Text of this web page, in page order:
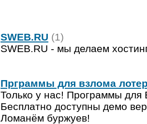
SWEB.RU (1)
SWEB.RU - мы делаем
Прграммы для взлома
Только у нас! Программы
Бесплатно доступны демо
Ломанём буржуев!